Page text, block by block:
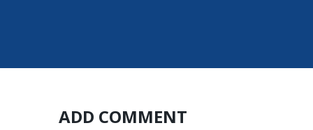
ADD COMMENT